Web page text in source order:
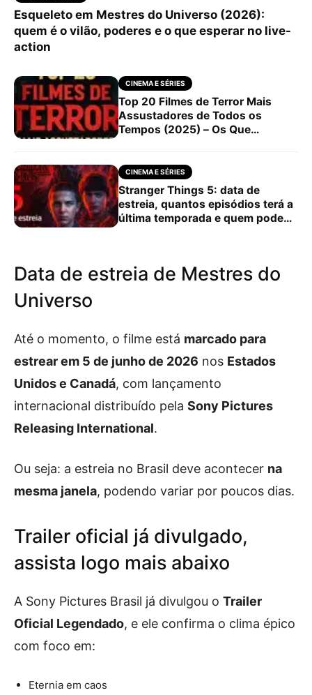
Esqueleto em Mestres do Universo (2026):
quem é o vilão, poderes e o que esperar no live-
action
CINEMA E SÉRIES
Top 20 Filmes de Terror Mais
Assustadores de Todos os
Tempos (2025) – Os Que
CINEMA E SÉRIES
Stranger Things 5: data de
estreia, quantos episódios terá a
última temporada e quem pode
Data de estreia de Mestres do
Universo
Até o momento, o filme está marcado para
estrear em 5 de junho de 2026 nos Estados
Unidos e Canadá, com lançamento
internacional distribuído pela Sony Pictures
Releasing International.
Ou seja: a estreia no Brasil deve acontecer na
mesma janela, podendo variar por poucos dias.
Trailer oficial já divulgado,
assista logo mais abaixo
A Sony Pictures Brasil já divulgou o Trailer
Oficial Legendado, e ele confirma o clima épico
com foco em:
Eternia em caos